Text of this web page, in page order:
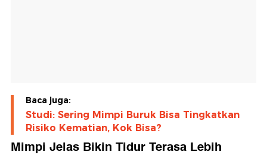
Baca juga:
Studi: Sering Mimpi Buruk Bisa Tingkatkan
Risiko Kematian, Kok Bisa?
Mimpi Jelas Bikin Tidur Terasa Lebih